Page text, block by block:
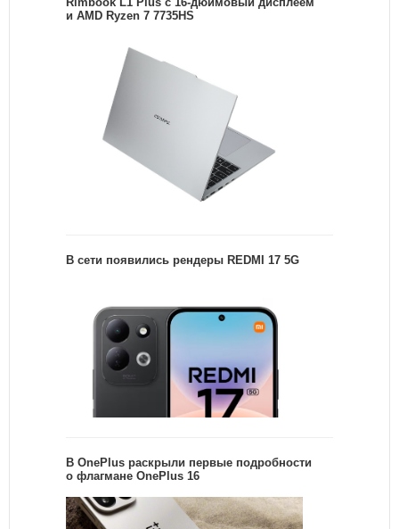
и AMD Ryzen 7 7735HS
В сети появились рендеры REDMI 17 5G
В OnePlus раскрыли первые подробности
о флагмане OnePlus 16